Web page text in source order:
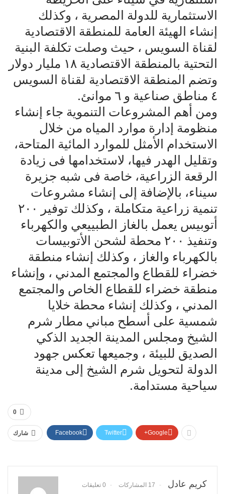
الاستثمارية للدولة المصرية ، وكذلك
إنشاء الهيئة العامة للمنطقة الاقتصادية
لقناة السويس ، حيث وصلت تكلفة البنية
التحتية بالمنطقة الاقتصادية ١٨ مليار دولار
وتضم المنطقة الاقتصادية لقناة السويس
٤ مناطق صناعية و ٦ موانئ.
ومن أهم المشروعات التنموية جاء إنشاء
منظومة إدارة موارد المياه من خلال
الاستخدام الأمثل للموارد المائية المتاحة،
وتقليل الهدر فيها، لاستخدامها فى زيادة
الرقعة الزراعية، خاصة فى شبه جزيرة
سيناء، بالإضافة إلى إنشاء مشروعات
تنمية زراعية متكاملة ، وكذلك توفير ٢٠٠
أتوبيس يعمل بالغاز الطبييعي والكهرباء
وتنفيذ ٢٠٠ محطة لشحن الأتوبيسات
بالكهرباء والغاز ، وكذلك إنشاء منطقة
خضراء للقطاع والمجتمع المدني ، وإنشاء
منطقة خضراء للقطاع الخاص والمجتمع
المدني ، وكذلك إنشاء محطة خلايا
شمسية على أسطح مباني مطار شرم
الشيخ ومجلس المدينة الجديد الذكي
الصديق للبيئة ، وجميعها تعكس جهود
الدولة لتحويل شرم الشيخ إلى مدينة
سياحية مستدامة.
0
شارك Facebook Twitter Google+
كريم عادل 17 المشاركات 0 تعليقات